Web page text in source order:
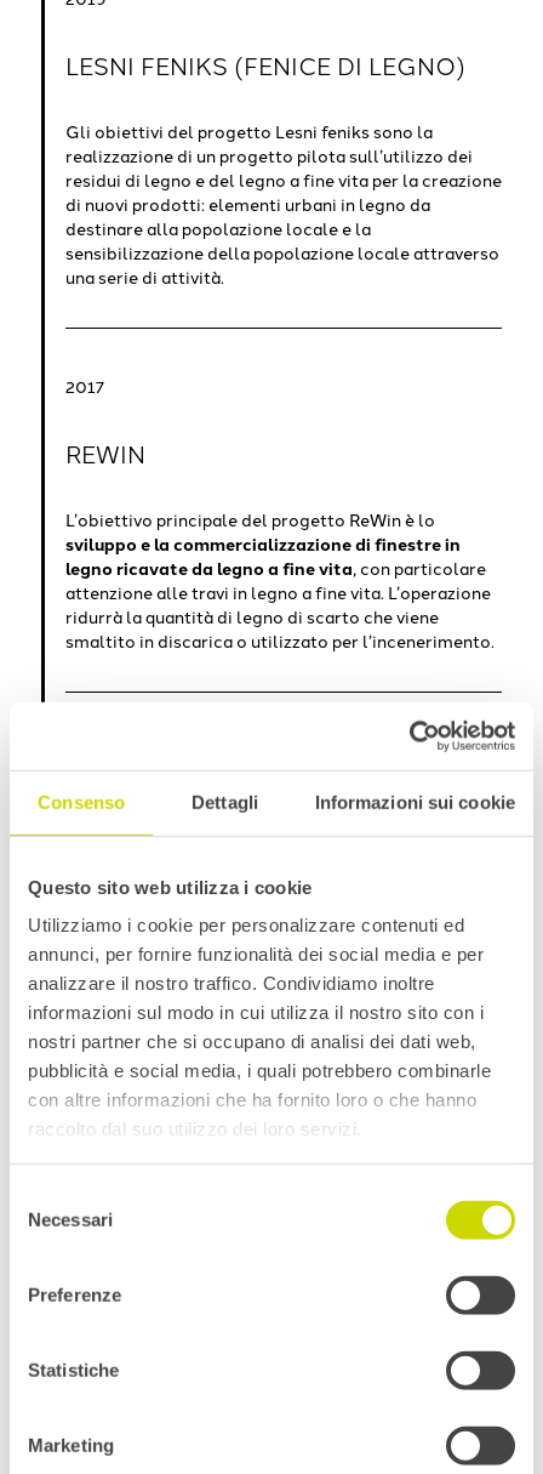
Consenso Dettagli Informazioni sui cookie
Questo sito web utilizza i cookie
Utilizziamo i cookie per personalizzare contenuti ed
annunci, per fornire funzionalità dei social media e per
analizzare il nostro traffico. Condividiamo inoltre
informazioni sul modo in cui utilizza il nostro sito con i
nostri partner che si occupano di analisi dei dati web,
pubblicità e social media, i quali potrebbero combinarle
con altre informazioni che ha fornito loro o che hanno
raccolto dal suo utilizzo dei loro servizi.
delNecessari
Preferenze
Statistiche
Marketing
LESNI FENIKS (FENICE DI LEGNO)
Gli obiettivi del progetto Lesni feniks sono la
realizzazione di un progetto pilota sull’utilizzo dei
residui di legno e del legno a fine vita per la creazione
di nuovi prodotti: elementi urbani in legno da
destinare alla popolazione locale e la
sensibilizzazione della popolazione locale attraverso
una serie di attività.
2017
REWIN
L’obiettivo principale del progetto ReWin è lo
sviluppo e la commercializzazione di finestre in
legno ricavate da legno a fine vita, con particolare
attenzione alle travi in legno a fine vita. L’operazione
ridurrà la quantità di legno di scarto che viene
smaltito in discarica o utilizzato per l’incenerimento.
XTREMELY
L’obiettivo del progetto XtremelY è quello di
elementi snelli rinforzati per lo sviluppo di finestre di
dimensioni superiori.
2016
TIGR4SMART
Costruzioni sostenibili
e innovative per edifici intelligenti
– riunisce 16
aziende e istituti di ricerca per sviluppare prodotti e
tecnologie che creino ambienti interni sani per la vita
e il lavoro, combinando il potenziale di R&S di